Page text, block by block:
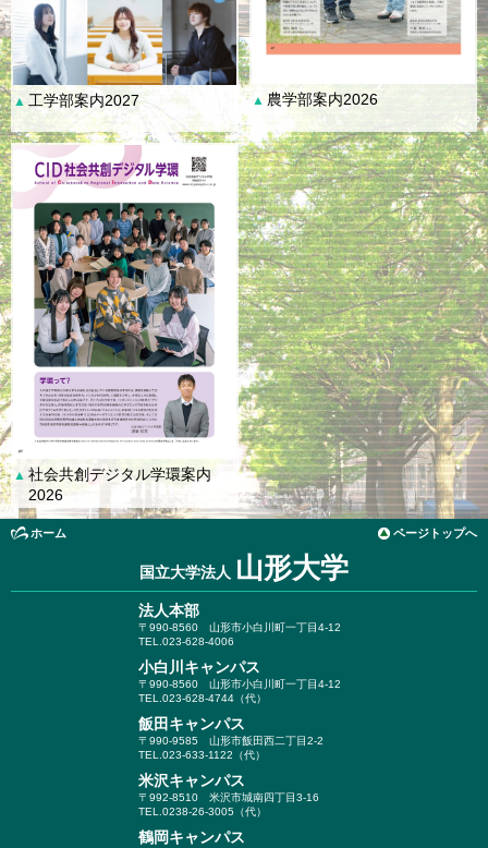
▲ 工学部案内2027 ▲ 農学部案内2026
▲ 社会共創デジタル学環案内
2026
ホーム ページトップへ
国立大学法人 山形大学
法人本部
〒990-8560 山形市小白川町一丁目4-12
TEL.023-628-4006
小白川キャンパス
〒990-8560 山形市小白川町一丁目4-12
TEL.023-628-4744（代）
飯田キャンパス
〒990-9585 山形市飯田西二丁目2-2
TEL.023-633-1122（代）
米沢キャンパス
〒992-8510 米沢市城南四丁目3-16
TEL.0238-26-3005（代）
鶴岡キャンパス